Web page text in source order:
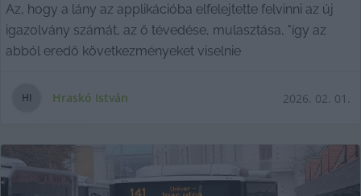
Az, hogy a lány az applikációba elfelejtette felvinni az új
igazolvány számát, az ő tévedése, mulasztása, "így az
abból eredő következményeket viselnie
HI Hraskó István 2026. 02. 01.